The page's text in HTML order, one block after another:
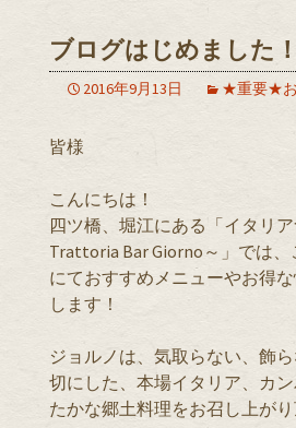
ブログはじめました！
2016年9月13日 ★重要★
皆様
こんにちは！
四ツ橋、堀江にある「イタリ
Trattoria Bar Giorno～」では
にておすすめメニューやお得
します！
ジョルノは、気取らない、飾
切にした、本場イタリア、カ
たかな郷土料理をお召し上が